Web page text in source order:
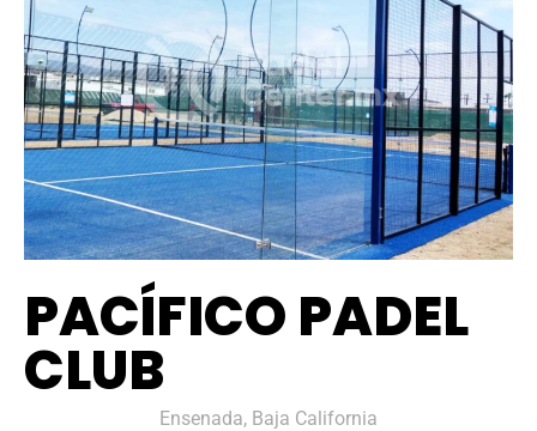
PACÍFICO PADEL
CLUB
Ensenada, Baja California